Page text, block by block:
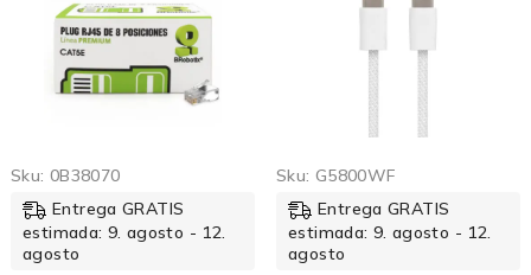
Color Gris
Sku: 0B38070
Entrega GRATIS
estimada: 9. agosto - 12.
agosto
Sku: G5800WF
Entrega GRATIS
estimada: 9. agosto - 12.
agosto